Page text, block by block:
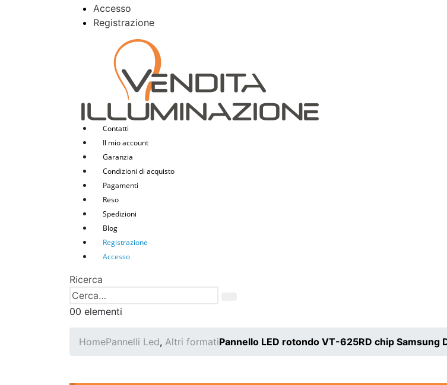
Accesso
Registrazione
Contatti
Il mio account
Garanzia
Condizioni di acquisto
Pagamenti
Reso
Spedizioni
Blog
Registrazione
Accesso
Ricerca
00 elementi
HomePannelli Led, Altri formatiPannello LED rotondo VT-625RD chip Samsung